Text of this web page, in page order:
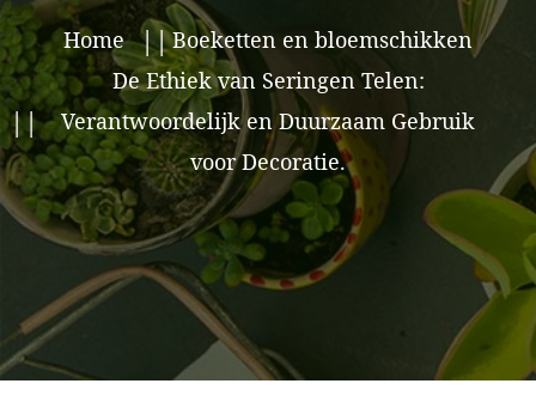
Home
Boeketten en bloemschikken
De Ethiek van Seringen Telen:
Verantwoordelijk en Duurzaam Gebruik
voor Decoratie.